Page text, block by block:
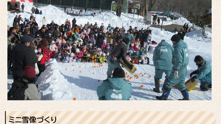
ミニ雪像づくり